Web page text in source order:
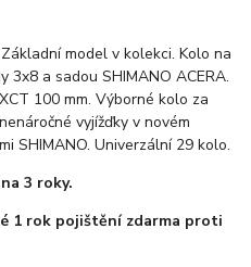
model v kolekci. Kolo na
3x8 a sadou SHIMANO ACERA.
100 mm. Výborné kolo za
vyjížďky v novém
SHIMANO. Univerzální 29 kolo.
3 roky.
1 rok pojištění zdarma proti